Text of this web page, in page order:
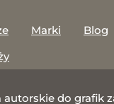
Marki Blog
do